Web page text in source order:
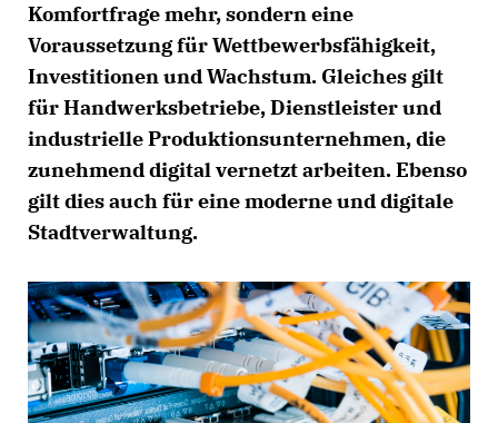
Komfortfrage mehr, sondern eine
Voraussetzung für Wettbewerbsfähigkeit,
Investitionen und Wachstum. Gleiches gilt
für Handwerksbetriebe, Dienstleister und
industrielle Produktionsunternehmen, die
zunehmend digital vernetzt arbeiten. Ebenso
gilt dies auch für eine moderne und digitale
Stadtverwaltung.